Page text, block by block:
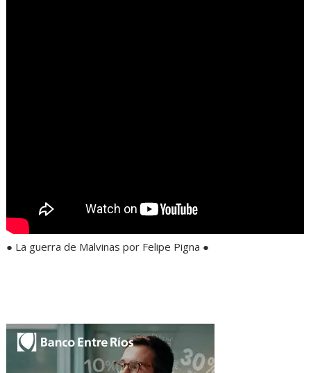
● La guerra de Malvinas por Felipe Pigna ●